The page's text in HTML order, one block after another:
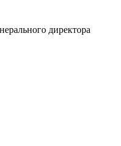
директора